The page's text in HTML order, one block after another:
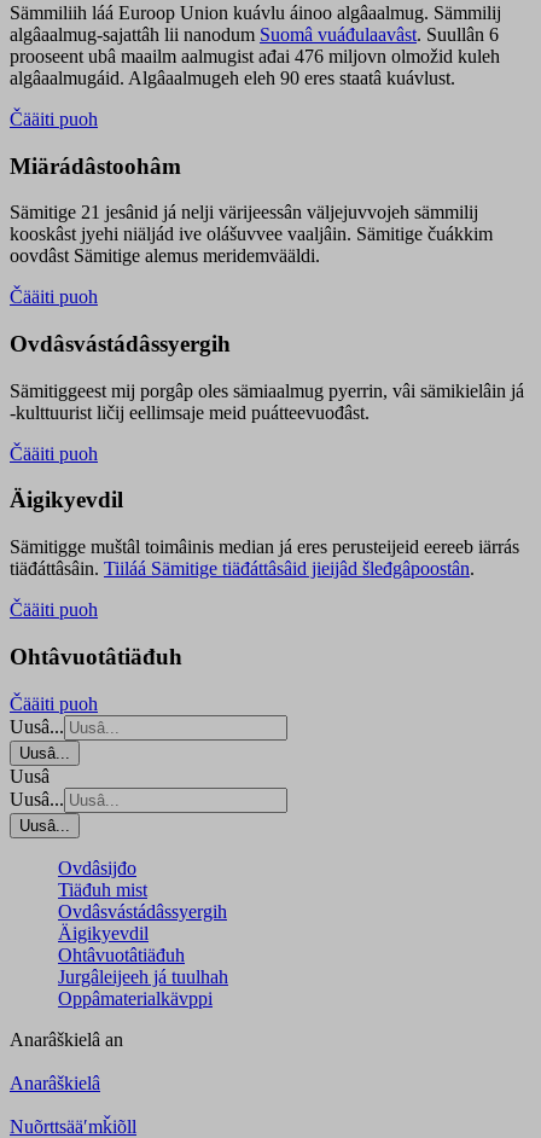
Sämmiliih láá Euroop Union kuávlu áinoo algâaalmug. Sämmilij
algâaalmug-sajattâh lii nanodum Suomâ vuáđulaavâst. Suullân 6
prooseent ubâ maailm aalmugist ađai 476 miljovn olmožid kuleh
algâaalmugáid. Algâaalmugeh eleh 90 eres staatâ kuávlust.
Čääiti puoh
Miärádâstoohâm
Sämitige 21 jesânid já nelji värijeessân väljejuvvojeh sämmilij
kooskâst jyehi niäljád ive olášuvvee vaaljâin. Sämitige čuákkim
oovdâst Sämitige alemus meridemvääldi.
Čääiti puoh
Ovdâsvástádâssyergih
Sämitiggeest mij porgâp oles sämiaalmug pyerrin, vâi sämikielâin já
-kulttuurist ličij eellimsaje meid puátteevuođâst.
Čääiti puoh
Äigikyevdil
Sämitigge muštâl toimâinis median já eres perusteijeid eereeb iärrás
tiäđáttâsâin. Tiiláá Sämitige tiäđáttâsâid jieijâd šleđgâpoostân.
Čääiti puoh
Ohtâvuotâtiäđuh
Čääiti puoh
Uusâ...
Uusâ...
Uusâ
Uusâ...
Uusâ...
Ovdâsijđo
Tiäđuh mist
Ovdâsvástádâssyergih
Äigikyevdil
Ohtâvuotâtiäđuh
Jurgâleijeeh já tuulhah
Oppâmaterialkävppi
Anarâškielâ an
Anarâškielâ
Nuõrttsääʹmǩiõll